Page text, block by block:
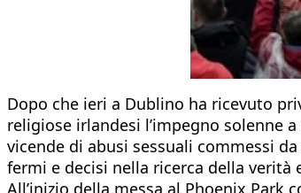
Dopo che ieri a Dublino ha ricevuto
religiose irlandesi l’impegno solenne
vicende di abusi sessuali commessi
fermi e decisi nella ricerca della verità
All’inizio della messa al Phoenix Park